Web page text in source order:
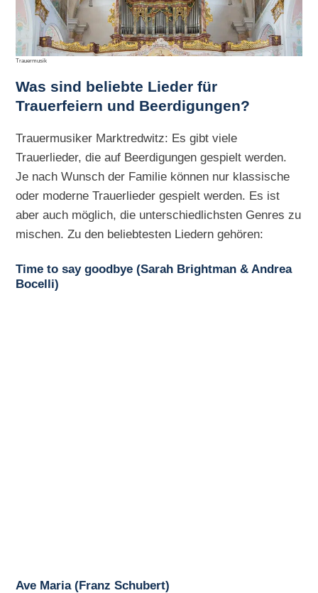
Trauermusik
Was sind beliebte Lieder für
Trauerfeiern und Beerdigungen?
Trauermusiker Marktredwitz: Es gibt viele
Trauerlieder, die auf Beerdigungen gespielt werden.
Je nach Wunsch der Familie können nur klassische
oder moderne Trauerlieder gespielt werden. Es ist
aber auch möglich, die unterschiedlichsten Genres zu
mischen. Zu den beliebtesten Liedern gehören:
Time to say goodbye (Sarah Brightman & Andrea
Bocelli)
Ave Maria (Franz Schubert)